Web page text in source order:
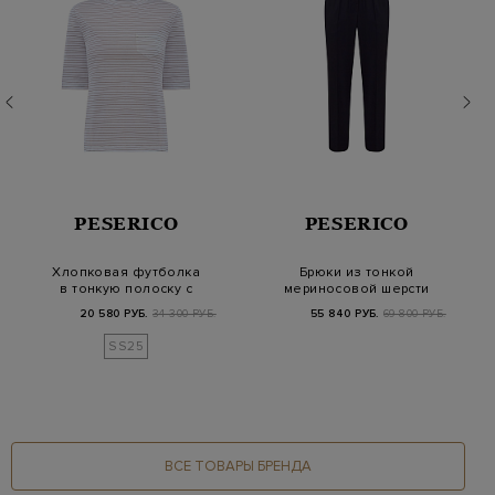
PESERICO
Хлопковая футболка
в тонкую полоску с
20 580 РУБ. 34 300 РУБ.
SS25
PESERICO
Брюки из тонкой
мериносовой шерсти
55 840 РУБ. 69 800 РУБ.
ВСЕ ТОВАРЫ БРЕНДА